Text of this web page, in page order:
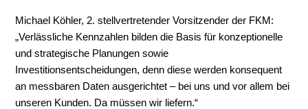
Michael Köhler, 2. stellvertretender Vorsitzender der FKM:
„Verlässliche Kennzahlen bilden die Basis für konzeptionelle
und strategische Planungen sowie
Investitionsentscheidungen, denn diese werden konsequent
an messbaren Daten ausgerichtet – bei uns und vor allem bei
unseren Kunden. Da müssen wir liefern.“